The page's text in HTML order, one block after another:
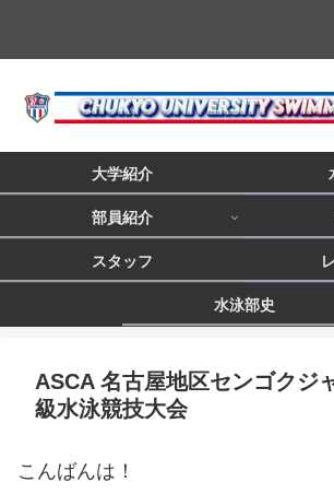
大学紹介
部員紹介
スタッフ
水泳部史
ASCA 名古屋地区センゴクジ
級水泳競技大会
こんばんは！